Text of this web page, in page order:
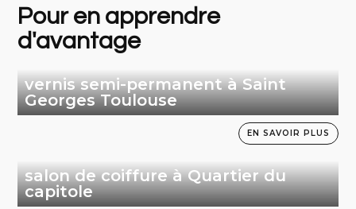
Pour en apprendre
d'avantage
vernis semi-permanent à Saint
Georges Toulouse
EN SAVOIR PLUS
salon de coiffure à Quartier du
capitole